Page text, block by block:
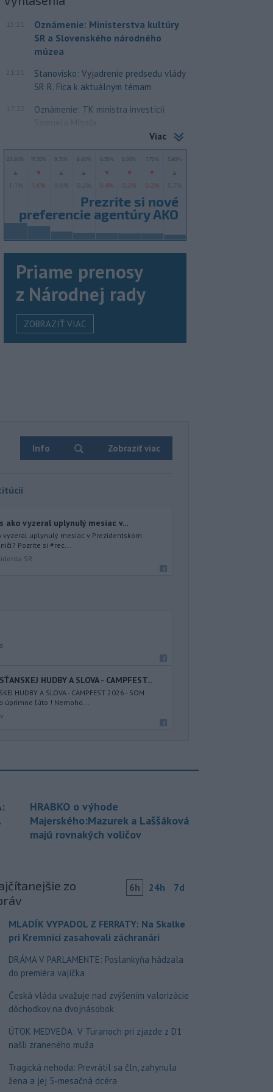
15:21
Oznámenie: Ministerstva kultúry
SR a Slovenského národného
múzea
21:21
Stanovisko: Vyjadrenie predsedu vlády
SR R. Fica k aktuálnym témam
Oznámenie: TK ministra investícií
Samuela Migaľa
Viac
Priame prenosy
z Národnej rady
ZOBRAZIŤ VIAC
Info Zobraziť viac
ako vyzeral uplynulý mesiac v...
vyzeral uplynulý mesiac v Prezidentskom
Pozrite si #rec...
SR
HUDBY A SLOVA - CAMPFEST...
HUDBY A SLOVA - CAMPFEST 2026 - SOM
úprimne ľúto ! Nemoho...
HRABKO o výhode
Majerského:Mazurek a Laššáková
majú rovnakých voličov
zo
6h 24h 7d
MLADÍK VYPADOL Z FERRATY: Na Skalke
pri Kremnici zasahovali záchranári
DRÁMA V PARLAMENTE: Poslankyňa hádzala
do premiéra vajíčka
Česká vláda uvažuje nad zvýšením valorizácie
dôchodkov na dvojnásobok
ÚTOK MEDVEĎA: V Turanoch pri zjazde z D1
našli zraneného muža
Tragická nehoda: Prevrátil sa čln, zahynula
žena a jej 5-mesačná dcéra